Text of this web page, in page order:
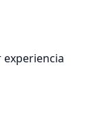
experiencia